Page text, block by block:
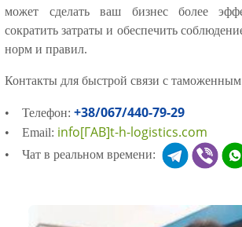
может сделать ваш бизнес более
сократить затраты и обеспечить
норм и правил.
Контакты для быстрой связи с
• Телефон:+38/067/440-79-29
• Email: info[ГАВ]t-h-logistics.com
• Чат в реальном времени: